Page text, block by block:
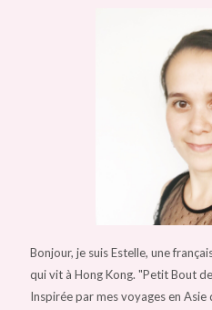
Bonjour, je suis Estelle, une
qui vit à Hong Kong. "Petit Bout
Inspirée par mes voyages en Asie